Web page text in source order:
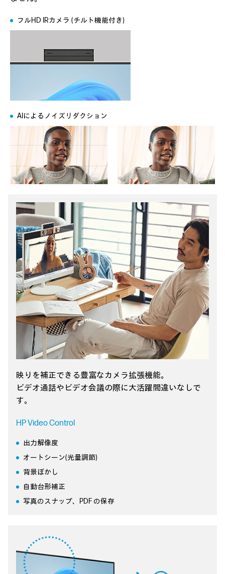
フルHD IRカメラ (チルト機能付き)
AIによるノイズリダクション
映りを補正できる豊富なカメラ拡張機能。
ビデオ通話やビデオ会議の際に大活躍間違いなしで
す。
HP Video Control
出力解像度
オートシーン(光量調節)
背景ぼかし
自動台形補正
写真のスナップ、PDF の保存